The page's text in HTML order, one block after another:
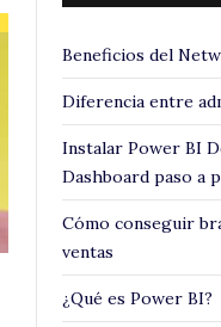
Beneficios del
Diferencia entre
Instalar Power BI
Dashboard paso a
Cómo conseguir
ventas
¿Qué es Power BI?